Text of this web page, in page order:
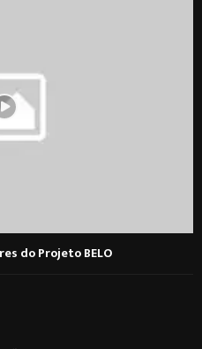
do Projeto BELO